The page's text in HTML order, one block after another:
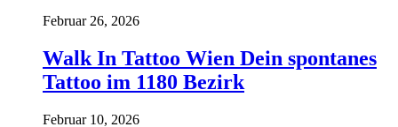
Februar 26, 2026
Walk In Tattoo Wien Dein spontanes
Tattoo im 1180 Bezirk
Februar 10, 2026